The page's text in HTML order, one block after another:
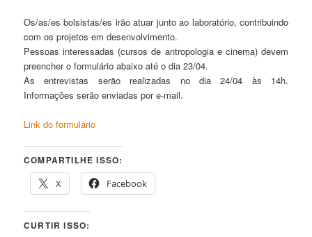
Os/as/es bolsistas/es irão atuar junto ao laboratório, contribuindo
com os projetos em desenvolvimento.
Pessoas interessadas (cursos de antropologia e cinema) devem
preencher o formulário abaixo até o dia 23/04.
As entrevistas serão realizadas no dia 24/04 às 14h.
Informações serão enviadas por e-mail.
Link do formulário
COMPARTILHE ISSO:
X
Facebook
CURTIR ISSO: